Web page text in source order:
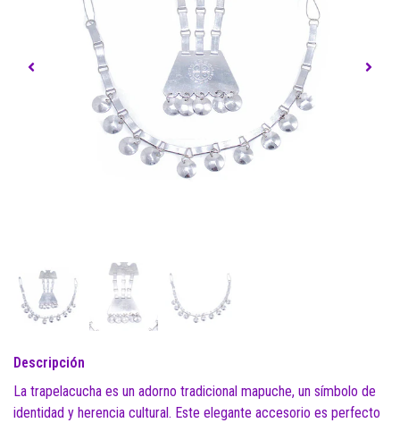
Descripción
La trapelacucha es un adorno tradicional mapuche, un símbolo de
identidad y herencia cultural. Este elegante accesorio es perfecto